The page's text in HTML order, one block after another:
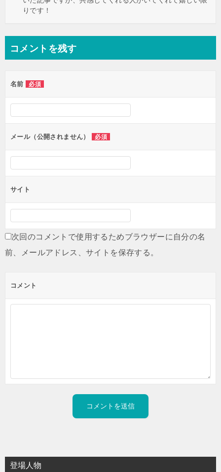
りです！
コメントを残す
名前 必須
メール（公開されません） 必須
サイト
次回のコメントで使用するためブラウザーに自分の名
前、メールアドレス、サイトを保存する。
コメント
登場人物